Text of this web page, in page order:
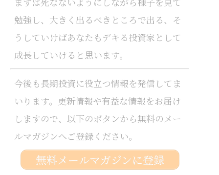
勉強し、大きく出るべきところで出る、そ
うしていけばあなたもデキる投資家として
成長していけると思います。
今後も長期投資に役立つ情報を発信してま
いります。更新情報や有益な情報をお届け
しますので、以下のボタンから無料のメー
ルマガジンへご登録ください。
無料メールマガジンに登録